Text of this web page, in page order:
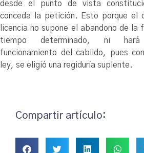
desde el punto de vista
conceda la petición. Esto porque el
licencia no supone el abandono de la
tiempo determinado, ni
funcionamiento del cabildo, pues
ley, se eligió una regiduría suplente.
Compartir artículo: